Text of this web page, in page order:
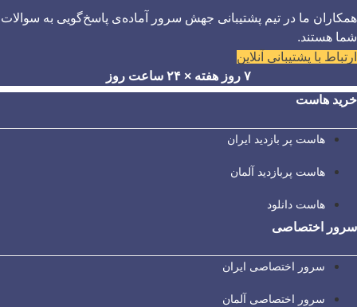
همکاران ما در تیم پشتیبانی جهش سرور آماده‌ی پاسخ‌گویی به سوالات
شما هستند.
ارتباط با پشتیبانی آنلاین
۷ روز هفته × ۲۴ ساعت روز
خرید هاست
هاست پر بازدید ایران
هاست پربازدید آلمان
هاست دانلود
سرور اختصاصی
سرور اختصاصی ایران
سرور اختصاصی آلمان